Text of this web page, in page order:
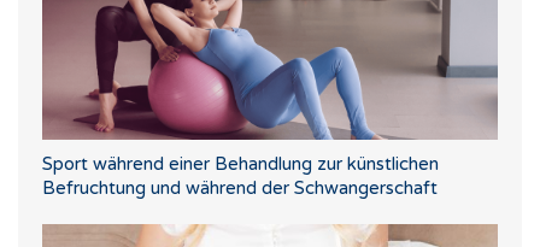
Sport während einer Behandlung zur künstlichen
Befruchtung und während der Schwangerschaft